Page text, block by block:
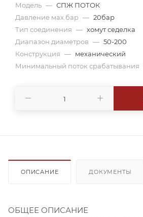
Модель — СПЖ ПОТОК
Давление мах.бар — 20бар
Тип соединения — хомут седелка
Диапазон диаметров — 50-200
Конструкция — механический
Минимальный поток срабатывания
ОПИСАНИЕ ДОКУМЕНТЫ
ОБЩЕЕ ОПИСАНИЕ